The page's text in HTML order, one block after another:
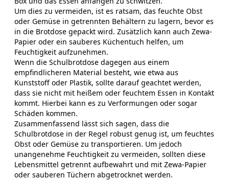
Um dies zu vermeiden, ist es ratsam, das feuchte Obst
oder Gemüse in getrennten Behältern zu lagern, bevor es
in die Brotdose gepackt wird. Zusätzlich kann auch Zewa-
Papier oder ein sauberes Küchentuch helfen, um
Feuchtigkeit aufzunehmen.
Wenn die Schulbrotdose dagegen aus einem
empfindlicheren Material besteht, wie etwa aus
Kunststoff oder Plastik, sollte darauf geachtet werden,
dass sie nicht mit heißem oder feuchtem Essen in Kontakt
kommt. Hierbei kann es zu Verformungen oder sogar
Schäden kommen.
Zusammenfassend lässt sich sagen, dass die
Schulbrotdose in der Regel robust genug ist, um feuchtes
Obst oder Gemüse zu transportieren. Um jedoch
unangenehme Feuchtigkeit zu vermeiden, sollten diese
Lebensmittel getrennt aufbewahrt und mit Zewa-Papier
oder sauberen Tüchern abgetrocknet werden.